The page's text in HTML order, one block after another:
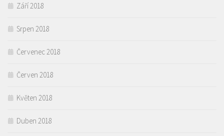
Září 2018
Srpen 2018
Červenec 2018
Červen 2018
Květen 2018
Duben 2018